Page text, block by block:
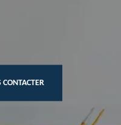
CONTACTER